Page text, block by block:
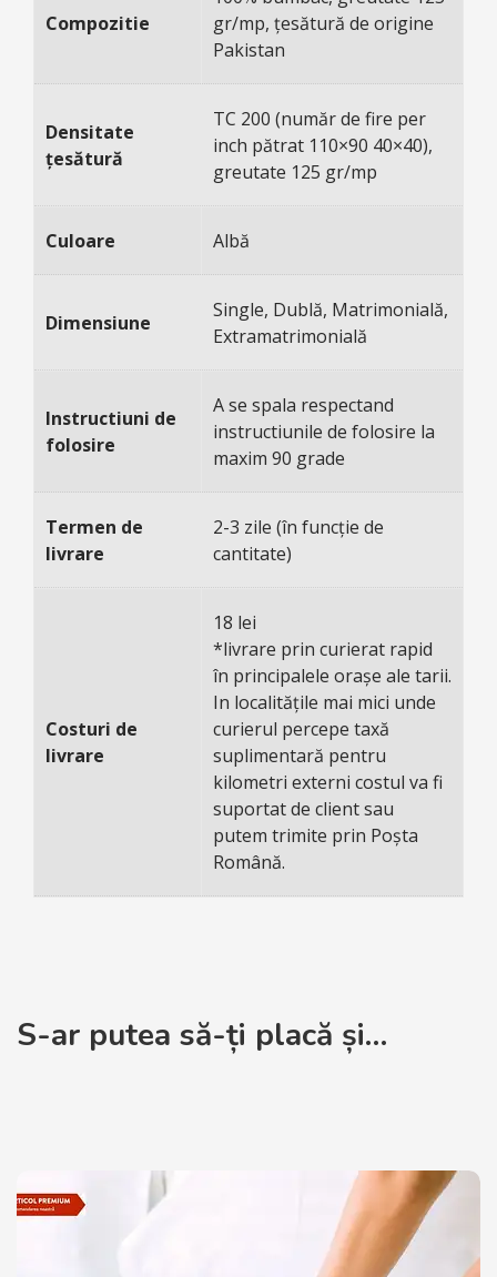
Compozitie
gr/mp, țesătură de origine
Pakistan
Densitate
țesătură
TC 200 (număr de fire per
inch pătrat 110×90 40×40),
greutate 125 gr/mp
Culoare Albă
Dimensiune
Single, Dublă, Matrimonială,
Extramatrimonială
Instructiuni de
folosire
A se spala respectand
instructiunile de folosire la
maxim 90 grade
Termen de
livrare
2-3 zile (în funcție de
cantitate)
Costuri de
livrare
18 lei
*livrare prin curierat rapid
în principalele orașe ale tarii.
In localitățile mai mici unde
curierul percepe taxă
suplimentară pentru
kilometri externi costul va fi
suportat de client sau
putem trimite prin Poșta
Română.
S-ar putea să-ți placă și…